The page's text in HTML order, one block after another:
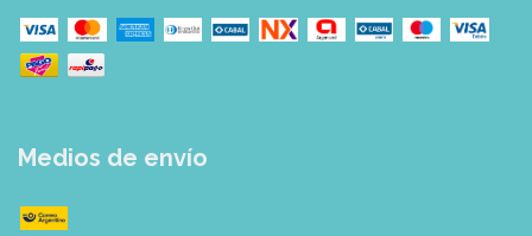
Medios de envío